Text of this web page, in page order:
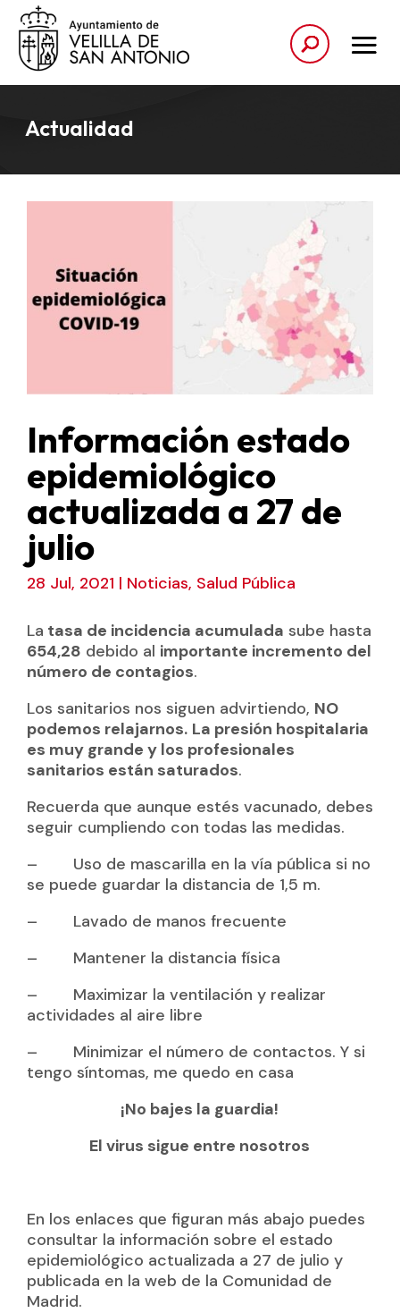
Actualidad
Información estado
epidemiológico
actualizada a 27 de
julio
28 Jul, 2021 | Noticias, Salud Pública
La tasa de incidencia acumulada sube hasta
654,28 debido al importante incremento del
número de contagios.
Los sanitarios nos siguen advirtiendo, NO
podemos relajarnos. La presión hospitalaria
es muy grande y los profesionales
sanitarios están saturados.
Recuerda que aunque estés vacunado, debes
seguir cumpliendo con todas las medidas.
– Uso de mascarilla en la vía pública si no
se puede guardar la distancia de 1,5 m.
– Lavado de manos frecuente
– Mantener la distancia física
– Maximizar la ventilación y realizar
actividades al aire libre
– Minimizar el número de contactos. Y si
tengo síntomas, me quedo en casa
¡No bajes la guardia!
El virus sigue entre nosotros
En los enlaces que figuran más abajo puedes
consultar la información sobre el estado
epidemiológico actualizada a 27 de julio y
publicada en la web de la Comunidad de
Madrid.